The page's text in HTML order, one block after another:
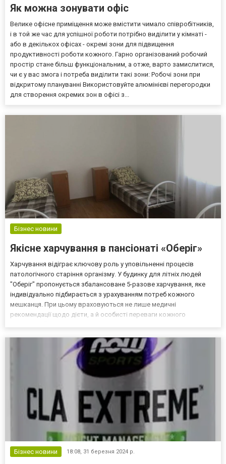
Як можна зонувати офіс
Велике офісне приміщення може вмістити чимало співробітників,
і в той же час для успішної роботи потрібно виділити у кімнаті -
або в декількох офісах - окремі зони для підвищення
продуктивності роботи кожного. Гарно організований робочий
простір стане більш функціональним, а отже, варто замислитися,
чи є у вас змога і потреба виділити такі зони: Робочі зони при
відкритому плануванні Використовуйте алюмінієві перегородки
для створення окремих зон в офісі з...
Бізнес новини
Якісне харчування в пансіонаті «Оберіг»
Харчування відіграє ключову роль у уповільненні процесів
патологічного старіння організму. У будинку для літніх людей
"Оберіг" пропонується збалансоване 5-разове харчування, яке
індивідуально підбирається з урахуванням потреб кожного
мешканця. При цьому враховуються не лише медичні
рекомендації щодо дієти, а й особисті переваги кожного
Бізнес новини 18:08, 31 березня 2024 р.